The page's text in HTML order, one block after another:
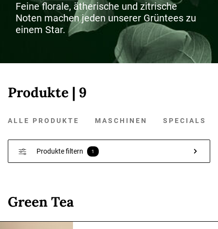
Feine florale, ätherische und zitrische
Noten machen jeden unserer Grüntees zu
einem Star.
Produkte | 9
ALLE PRODUKTE MASCHINEN SPECIALS
Produkte filtern 1
Green Tea